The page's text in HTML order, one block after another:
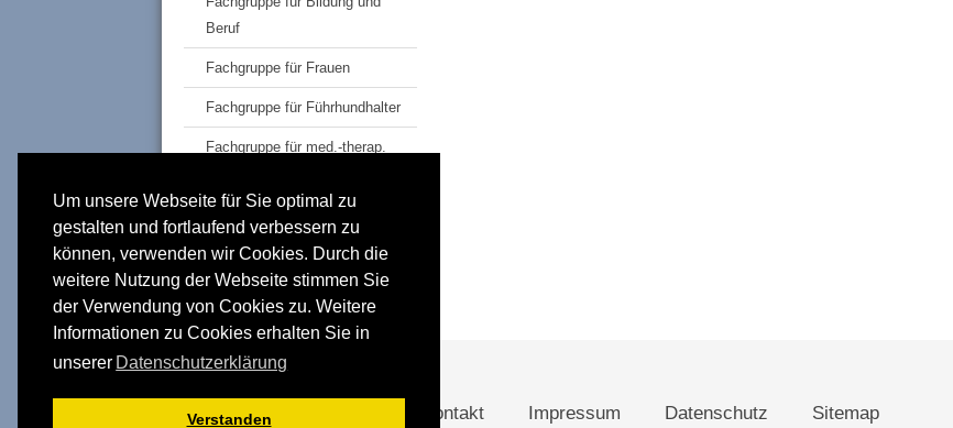
Um unsere Webseite für Sie optimal zu
gestalten und fortlaufend verbessern zu
können, verwenden wir Cookies. Durch die
weitere Nutzung der Webseite stimmen Sie
der Verwendung von Cookies zu. Weitere
Informationen zu Cookies erhalten Sie in
unserer Datenschutzerklärung
Verstanden
Beruf
Fachgruppe für Frauen
Fachgruppe für Führhundhalter
Fachgruppe für med.-therap.
Abteilungen
Eltern sehgeschädigter Kinder
Jüngere Generation
Förderer und Partner Kontakt Impressum Datenschutz Sitemap